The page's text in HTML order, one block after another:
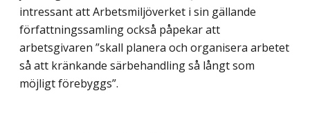
intressant att Arbetsmiljöverket i sin gällande
författningssamling också påpekar att
arbetsgivaren ”skall planera och organisera arbetet
så att kränkande särbehandling så långt som
möjligt förebyggs”.